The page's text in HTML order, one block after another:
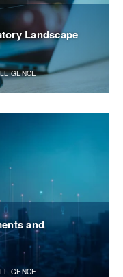
Landscape
and